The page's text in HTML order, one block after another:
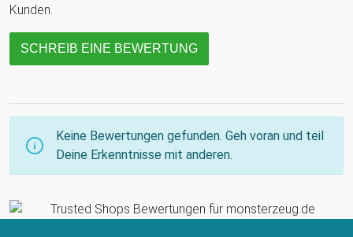
Kunden.
SCHREIB EINE BEWERTUNG
Keine Bewertungen gefunden. Geh voran und teil
Deine Erkenntnisse mit anderen.